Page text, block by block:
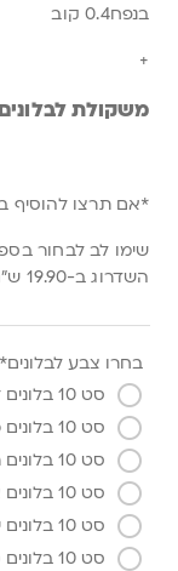
בנפח0.4 קוב
+
משקולת לבלונים
*אם תרצו להוסיף
שימו לב לבחור
השדרוג ב-19.90 ש”ח
בחרו צבע לבלונים*
סט 10 בלונים זהב
סט 10 בלונים כסף
סט 10 בלונים רוז גולד
סט 10 בלונים אדום
סט 10 בלונים ירוק
סט 10 בלונים סגול